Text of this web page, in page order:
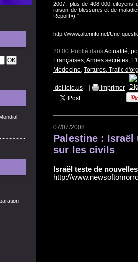
2007, plus de 408 000 citoyens
raison de blessures et de
Report»)."
http://www.alterinfo.net/Une-
20:00 Publié dansActualité,
Françaises, Armes secrètes,
Médecine, Tortures, Trafic
del.icio.us Imprimer
07/07/2008
Palestine :
sur les civils
Israël teste de
http://